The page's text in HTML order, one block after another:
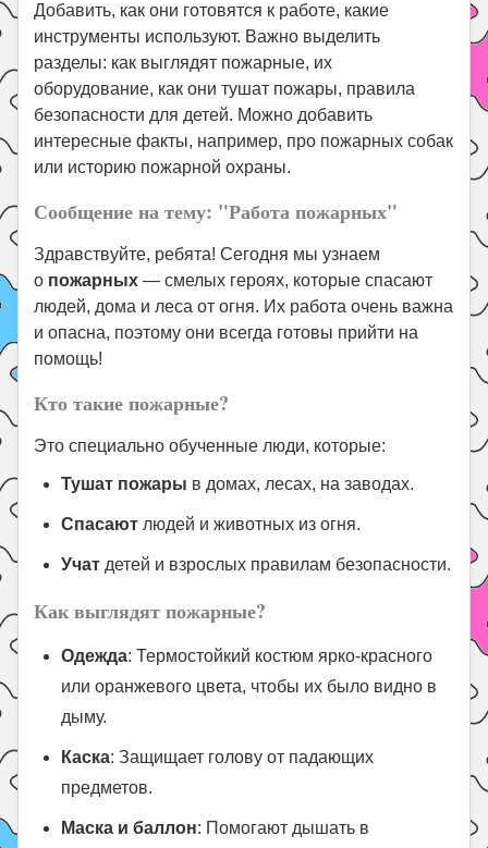
Добавить, как они готовятся к работе, какие
инструменты используют. Важно выделить
разделы: как выглядят пожарные, их
оборудование, как они тушат пожары, правила
безопасности для детей. Можно добавить
интересные факты, например, про пожарных собак
или историю пожарной охраны.
Сообщение на тему: "Работа пожарных"
Здравствуйте, ребята! Сегодня мы узнаем
о пожарных — смелых героях, которые спасают
людей, дома и леса от огня. Их работа очень важна
и опасна, поэтому они всегда готовы прийти на
помощь!
Кто такие пожарные?
Это специально обученные люди, которые:
Тушат пожары в домах, лесах, на заводах.
Спасают людей и животных из огня.
Учат детей и взрослых правилам безопасности.
Как выглядят пожарные?
Одежда: Термостойкий костюм ярко-красного
или оранжевого цвета, чтобы их было видно в
дыму.
Каска: Защищает голову от падающих
предметов.
Маска и баллон: Помогают дышать в